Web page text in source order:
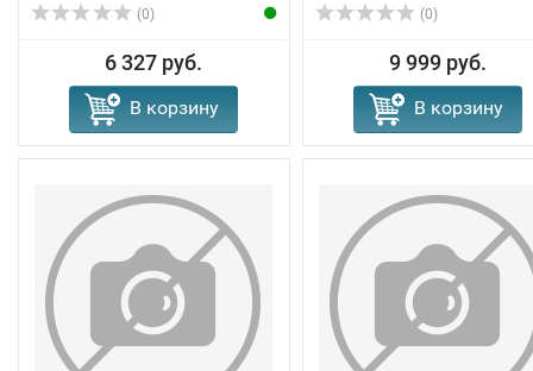
(0)
6 327 руб.
В корзину
(0)
9 999 руб.
В корзину